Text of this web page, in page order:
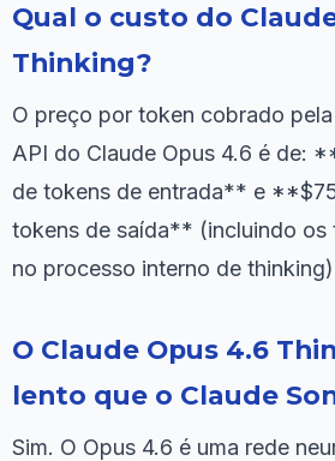
Qual o custo do
Thinking?
O preço por token cobrado
API do Claude Opus 4.6 é de:
de tokens de entrada** e
tokens de saída** (incluindo os
no processo interno de
O Claude Opus 4.6
lento que o Claude
Sim. O Opus 4.6 é uma rede